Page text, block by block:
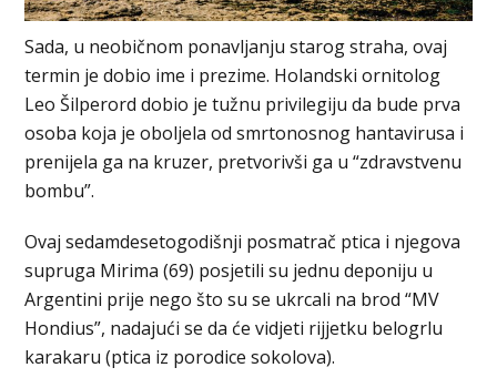
Sada, u neobičnom ponavljanju starog straha, ovaj
termin je dobio ime i prezime. Holandski ornitolog
Leo Šilperord dobio je tužnu privilegiju da bude prva
osoba koja je oboljela od smrtonosnog hantavirusa i
prenijela ga na kruzer, pretvorivši ga u “zdravstvenu
bombu”.
Ovaj sedamdesetogodišnji posmatrač ptica i njegova
supruga Mirima (69) posjetili su jednu deponiju u
Argentini prije nego što su se ukrcali na brod “MV
Hondius”, nadajući se da će vidjeti rijjetku belogrlu
karakaru (ptica iz porodice sokolova).